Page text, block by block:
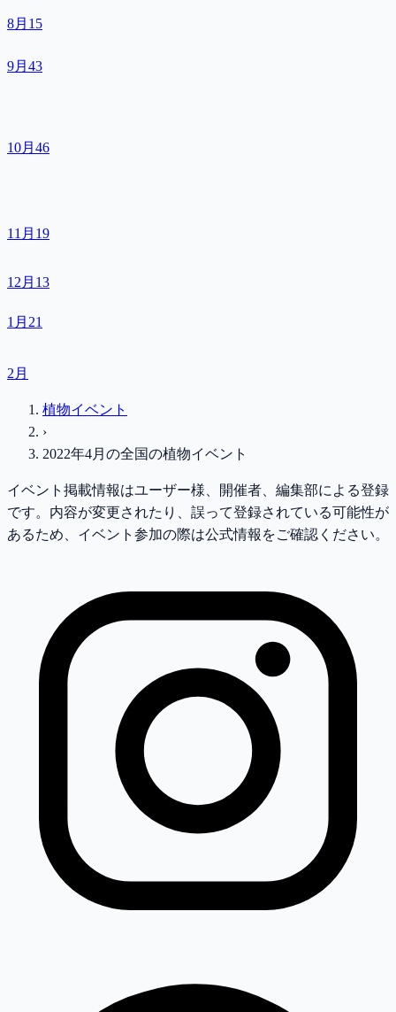
8月 15
9月 43
10月 46
11月 19
12月 13
1月 21
2月
植物イベント
›
2022年4月 の全国の植物イベント
イベント掲載情報はユーザー様、開催者、編集部による登録
です。内容が変更されたり、誤って登録されている可能性が
あるため、イベント参加の際は公式情報をご確認ください。